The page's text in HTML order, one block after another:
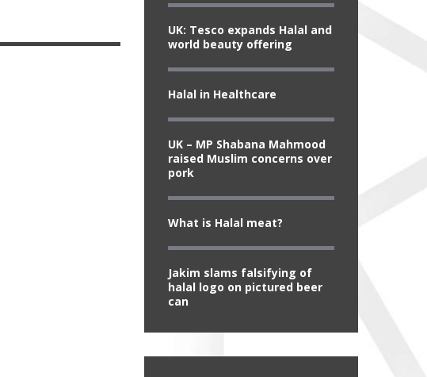
UK: Tesco expands Halal and
world beauty offering
Halal in Healthcare
UK – MP Shabana Mahmood
raised Muslim concerns over
pork
What is Halal meat?
Jakim slams falsifying of
halal logo on pictured beer
can